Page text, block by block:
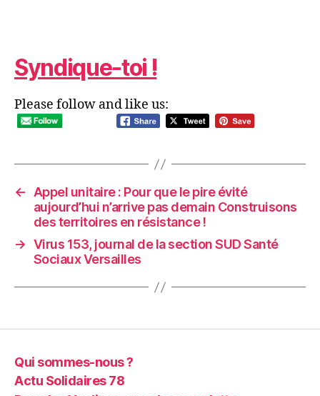
Syndique-toi !
Please follow and like us:
← Appel unitaire : Pour que le pire évité
aujourd’hui n’arrive pas demain Construisons
des territoires en résistance !
→ Virus 153, journal de la section SUD Santé
Sociaux Versailles
Qui sommes-nous ?
Actu Solidaires 78